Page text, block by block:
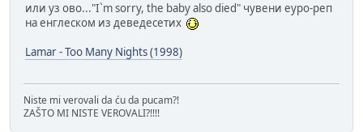
или уз ово..."I`m sorry, the baby also died" чувени еуро-реп
на енглеском из деведесетих
Lamar - Too Many Nights (1998)
Niste mi verovali da ću da pucam?!
ZAŠTO MI NISTE VEROVALI?!!!!